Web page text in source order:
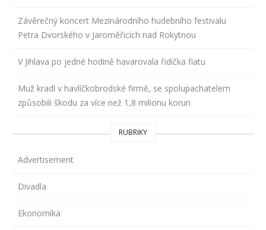
Závěrečný koncert Mezinárodního hudebního festivalu
Petra Dvorského v Jaroměřicích nad Rokytnou
V Jihlava po jedné hodině havarovala řidička fiatu
Muž kradl v havlíčkobrodské firmě, se spolupachatelem
způsobili škodu za více než 1,8 milionu korun
RUBRIKY
Advertisement
Divadla
Ekonomika